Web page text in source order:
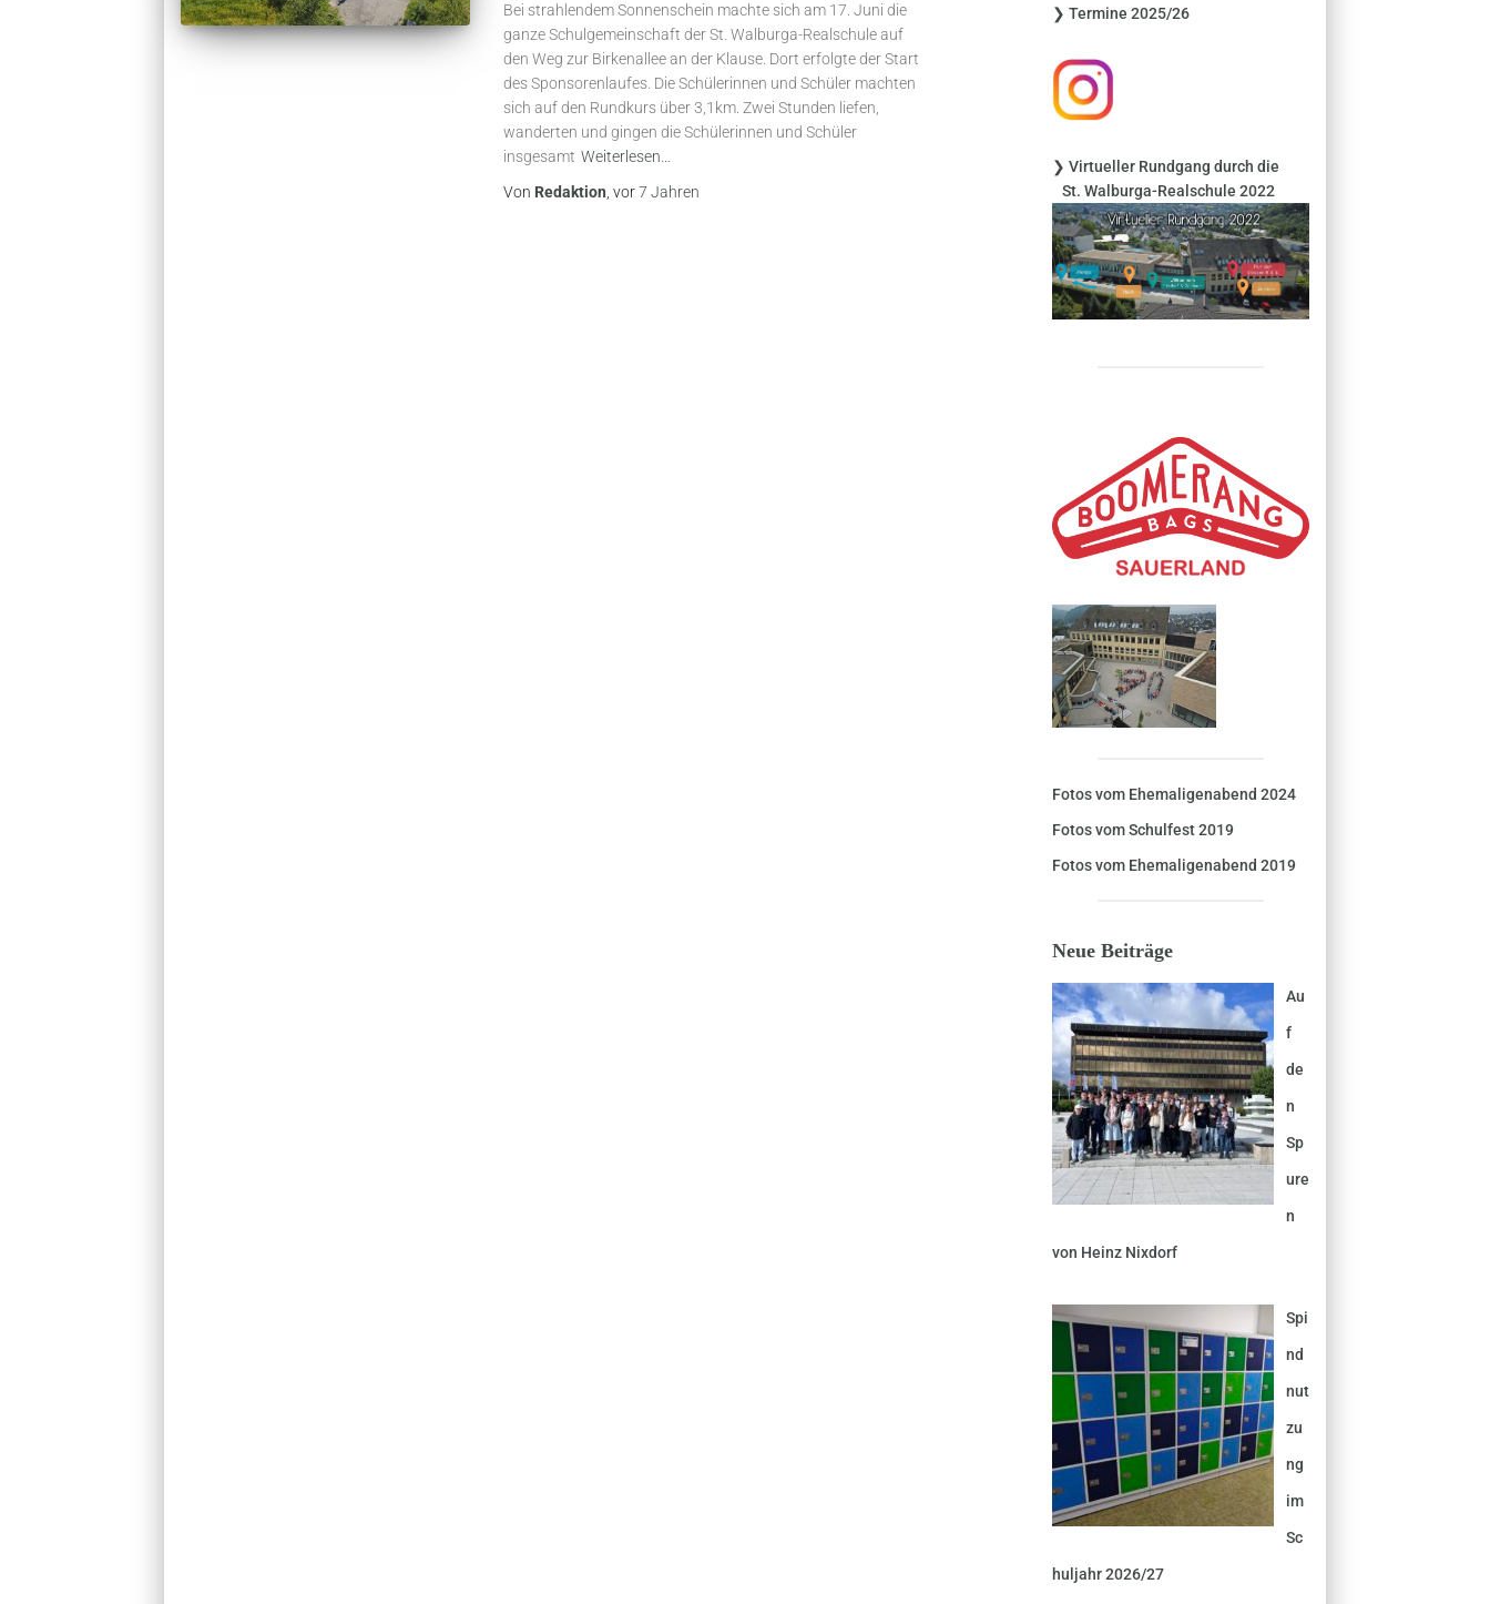
Bei strahlendem Sonnenschein machte sich am 17. Juni die
ganze Schulgemeinschaft der St. Walburga-Realschule auf
den Weg zur Birkenallee an der Klause. Dort erfolgte der Start
des Sponsorenlaufes. Die Schülerinnen und Schüler machten
sich auf den Rundkurs über 3,1km. Zwei Stunden liefen,
wanderten und gingen die Schülerinnen und Schüler
insgesamt Weiterlesen…
Von Redaktion, vor7 Jahren
a
h
:
❯ Termine 2025/26
❯ Virtueller Rundgang durch die
St. Walburga-Realschule 2022
Fotos vom Ehemaligenabend 2024
Fotos vom Schulfest 2019
Fotos vom Ehemaligenabend 2019
Neue Beiträge
Au
f
de
n
Sp
ure
n
von Heinz Nixdorf
Spi
nd
nut
zu
ng
im
Sc
huljahr 2026/27